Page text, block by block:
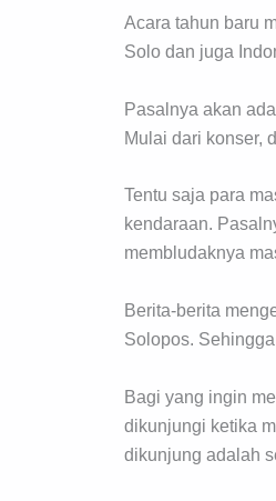
Acara tahun baru
Solo dan juga
Pasalnya akan
Mulai dari konser,
Tentu saja para
kendaraan.
membludaknya
Berita-berita
Solopos.
Bagi yang ingin
dikunjungi ketika
dikunjung adalah